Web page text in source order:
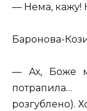
— Нема, кажу!
Баронова-
— Ах, Боже
розгублено).